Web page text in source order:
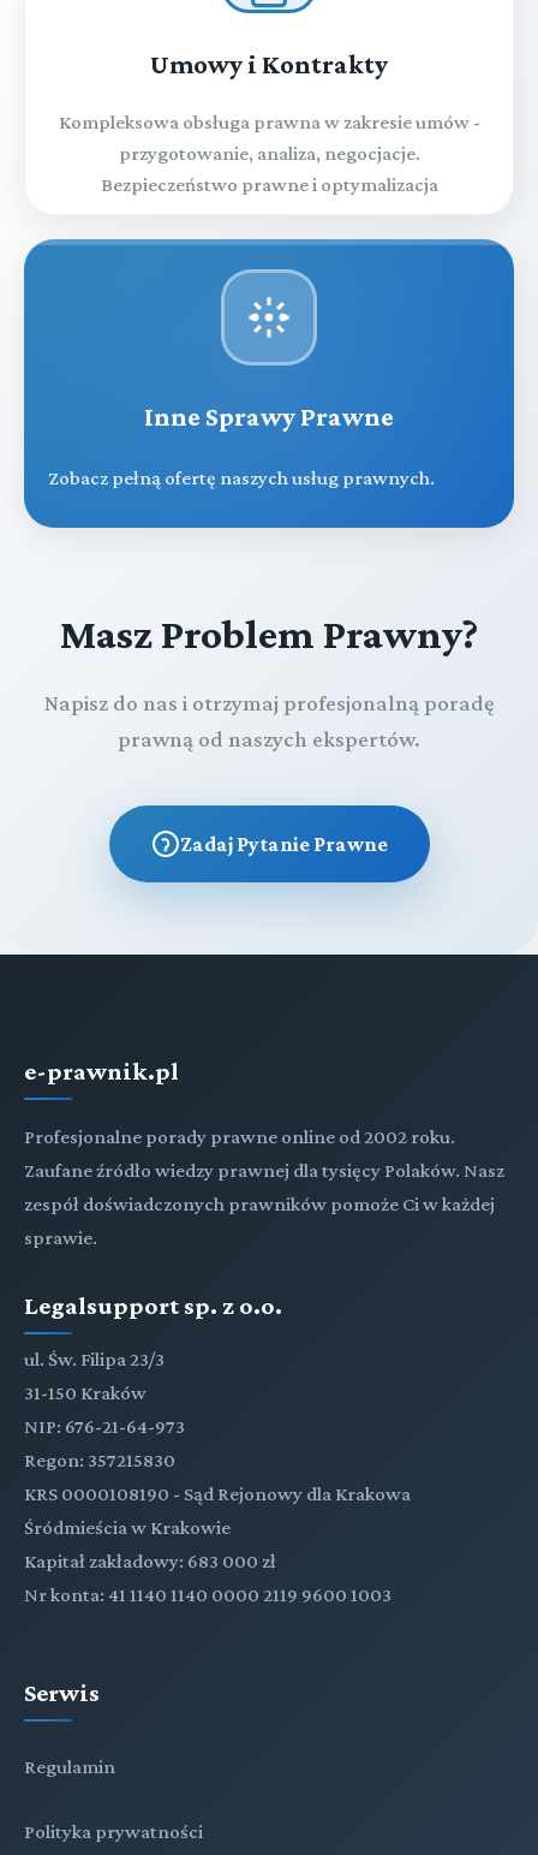
Umowy i Kontrakty
Kompleksowa obsługa prawna w zakresie umów -
przygotowanie, analiza, negocjacje.
Bezpieczeństwo prawne i optymalizacja
Inne Sprawy Prawne
Zobacz pełną ofertę naszych usług prawnych.
Masz Problem Prawny?
Napisz do nas i otrzymaj profesjonalną poradę
prawną od naszych ekspertów.
Zadaj Pytanie Prawne
e-prawnik.pl
Profesjonalne porady prawne online od 2002 roku.
Zaufane źródło wiedzy prawnej dla tysięcy Polaków. Nasz
zespół doświadczonych prawników pomoże Ci w każdej
sprawie.
Legalsupport sp. z o.o.
ul. Św. Filipa 23/3
31-150 Kraków
NIP: 676-21-64-973
Regon: 357215830
KRS 0000108190 - Sąd Rejonowy dla Krakowa
Śródmieścia w Krakowie
Kapitał zakładowy: 683 000 zł
Nr konta: 41 1140 1140 0000 2119 9600 1003
Serwis
Regulamin
Polityka prywatności